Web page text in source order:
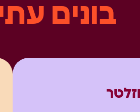
בונים